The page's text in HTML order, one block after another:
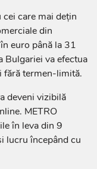
care mai dețin
din
euro până la 31
Bulgariei va efectua
fără termen-limită.
deveni vizibilă
METRO
în leva din 9
lucru începând cu